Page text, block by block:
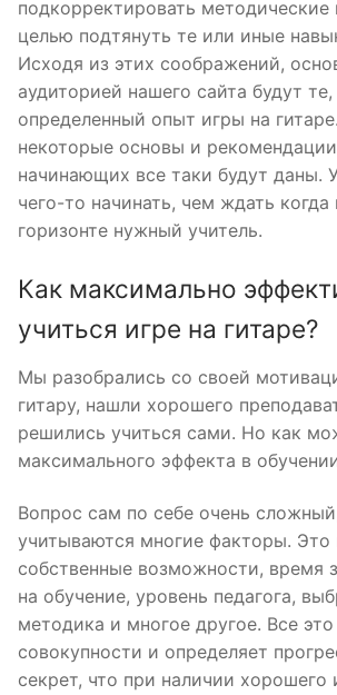
подкорректировать
целью подтянуть те или иные
Исходя из этих соображений,
аудиторией нашего сайта будут
определенный опыт игры на
некоторые основы и
начинающих все таки будут даны.
чего-то начинать, чем ждать когда
горизонте нужный учитель.
Как максимально
учиться игре на гитаре?
Мы разобрались со своей
гитару, нашли хорошего
решились учиться сами. Но как
максимального эффекта в
Вопрос сам по себе очень
учитываются многие факторы. Это
собственные возможности, время
на обучение, уровень педагога,
методика и многое другое. Все
совокупности и определяет
секрет, что при наличии хорошего